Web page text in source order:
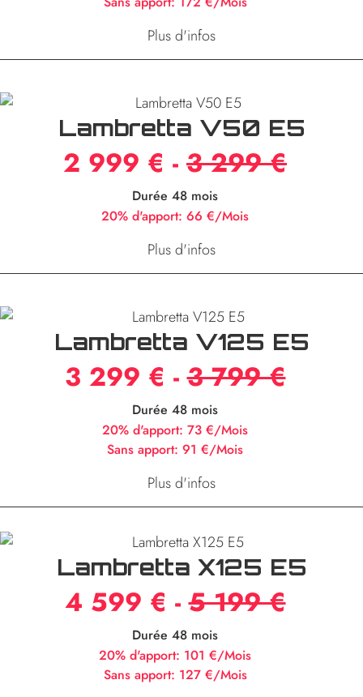
Plus d'infos
Lambretta V50 E5
2 999 € - 3 299 €
Durée 48 mois
20% d'apport: 66 €/Mois
Plus d'infos
Lambretta V125 E5
3 299 € -3 799 €
Durée 48 mois
20% d'apport: 73 €/Mois
Sans apport: 91 €/Mois
Plus d'infos
Lambretta X125 E5
4 599 € -5 199 €
Durée 48 mois
20% d'apport: 101 €/Mois
Sans apport: 127 €/Mois